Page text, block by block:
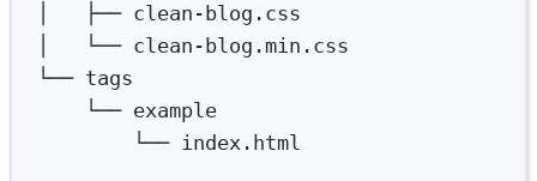
├── clean-blog.css
└── clean-blog.min.css
└── tags
└── example
└── index.html